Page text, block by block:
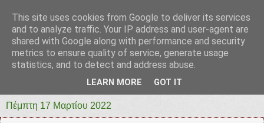
prototypia
"ΠΡΩΤΟΤΥΠΙΑ" * ΑΝΕΞΑΡΤΗΤΗ-ΗΛΕΚΤΡΟΝΙΚΗ-
Πέμπτη 17 Μαρτίου 2022
This site uses cookies from Google to deliver its services
and to analyze traffic. Your IP address and user-agent are
shared with Google along with performance and security
metrics to ensure quality of service, generate usage
statistics, and to detect and address abuse.
LEARN MORE GOT IT